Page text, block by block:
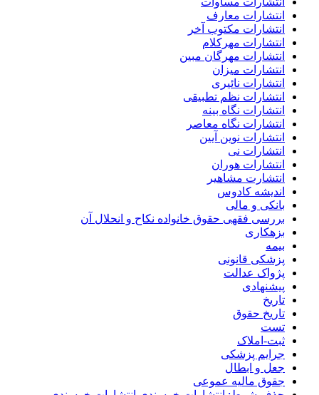
انتشارات معارف
انتشارات مکتوب آخر
انتشارات مهرکلام
انتشارات مهرگان مبین
انتشارات میزان
انتشارات نائیری
انتشارات نظم تطبیقی
انتشارات نگاه بینه
انتشارات نگاه معاصر
انتشارات نوین آیین
انتشارات نی
انتشارات هوران
انتشارت مشاهیر
اندیشه کادوس
بانکی و مالی
بررسی فقهی حقوق خانواده نکاح و انحلال آن
بزهکاری
بیمه
پزشکی قانونی
پژواک عدالت
پیشنهادی
تاریخ
تاریخ حقوق
تست
ثبت-املاک
جرایم پزشکی
جعل و ابطال
جقوق مالیه عموعی